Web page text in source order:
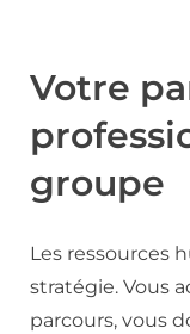
Votre
groupe
Les ressources
stratégie. Vous
parcours, vous